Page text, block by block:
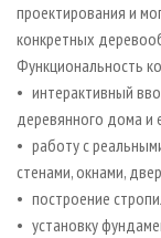
проектирования и
конкретных
Функциональность
• интерактивный
деревянного дома и
• работу с
стенами, окнами,
• построение
• установку